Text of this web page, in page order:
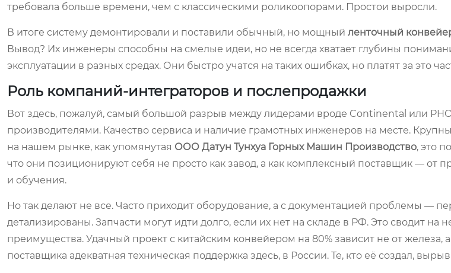
требовала больше времени, чем с классическими роликоопорами. Простои выросли.
В итоге систему демонтировали и поставили обычный, но мощный ленточный
Вывод? Их инженеры способны на смелые идеи, но не всегда хватает глубины
эксплуатации в разных средах. Они быстро учатся на таких ошибках, но платят за это
Роль компаний-интеграторов и послепродажки
Вот здесь, пожалуй, самый большой разрыв между лидерами вроде Continental или
производителями. Качество сервиса и наличие грамотных инженеров на месте.
на нашем рынке, как упомянутая ООО Датун Тунхуа Горных Машин Производство, это
что они позиционируют себя не просто как завод, а как комплексный поставщик — от
и обучения.
Но так делают не все. Часто приходит оборудование, а с документацией проблемы —
детализированы. Запчасти могут идти долго, если их нет на складе в РФ. Это сводит на
преимущества. Удачный проект с китайским конвейером на 80% зависит не от железа, а
поставщика адекватная техническая поддержка здесь, в России. Те, кто её создал,